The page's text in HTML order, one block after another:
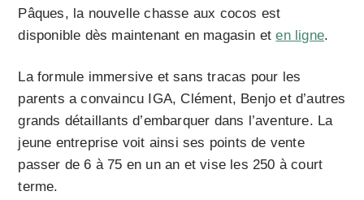
Pâques, la nouvelle chasse aux cocos est
disponible dès maintenant en magasin eten ligne.
La formule immersive et sans tracas pour les
parents a convaincu IGA, Clément, Benjo et d’autres
grands détaillants d’embarquer dans l’aventure. La
jeune entreprise voit ainsi ses points de vente
passer de 6 à 75 en un an et vise les 250 à court
terme.